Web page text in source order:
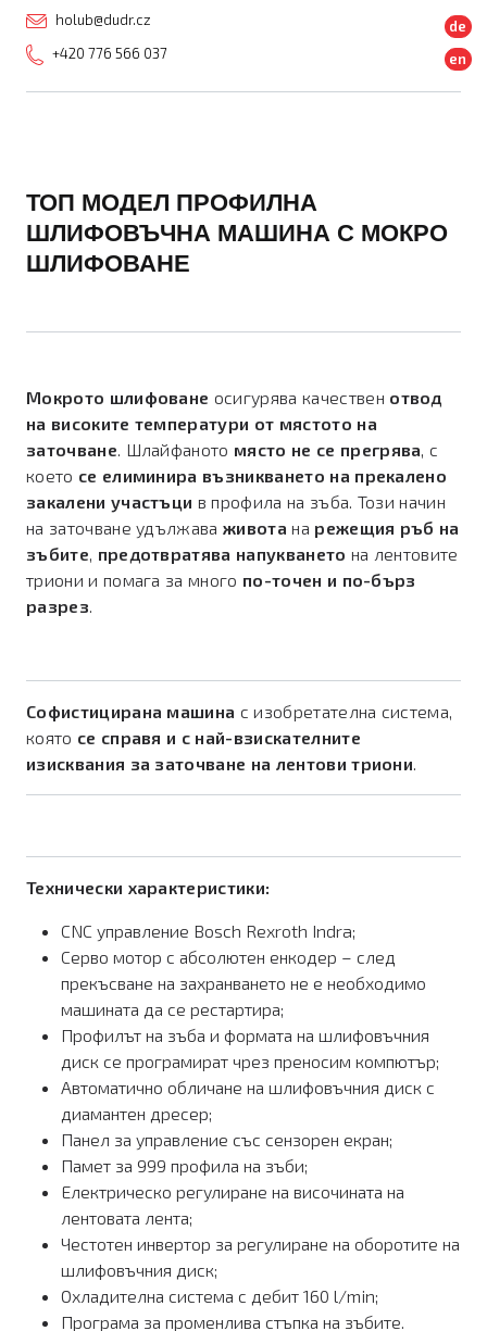
ТОП МОДЕЛ ПРОФИЛНА
ШЛИФОВЪЧНА МАШИНА С МОКРО
ШЛИФОВАНЕ
Мокрото шлифоване осигурява качествен отвод
на високите температури от мястото на
заточване. Шлайфаното място не се прегрява, с
което се елиминира възникването на прекалено
закалени участъци в профила на зъба. Този начин
на заточване удължаваживота на режещия ръб на
зъбите, предотвратява напукването на лентовите
триони и помага за много по-точен и по-бърз
разрез.
Софистицирана машина с изобретателна система,
която се справя и с най-взискателните
изисквания за заточване на лентови триони.
Технически характеристики:
CNC управление Bosch Rexroth Indra;
Серво мотор с абсолютен енкодер – след
прекъсване на захранването не е необходимо
машината да се рестартира;
Профилът на зъба и формата на шлифовъчния
диск се програмират чрез преносим компютър;
Автоматично обличане на шлифовъчния диск с
диамантен дресер;
Панел за управление със сензорен екран;
Памет за 999 профила на зъби;
Електрическо регулиране на височината на
лентовата лента;
Честотен инвертор за регулиране на оборотите на
шлифовъчния диск;
Охладителна система с дебит 160 l/min;
Програма за променлива стъпка на зъбите.
holub@dudr.cz
+420 776 566 037
de
en